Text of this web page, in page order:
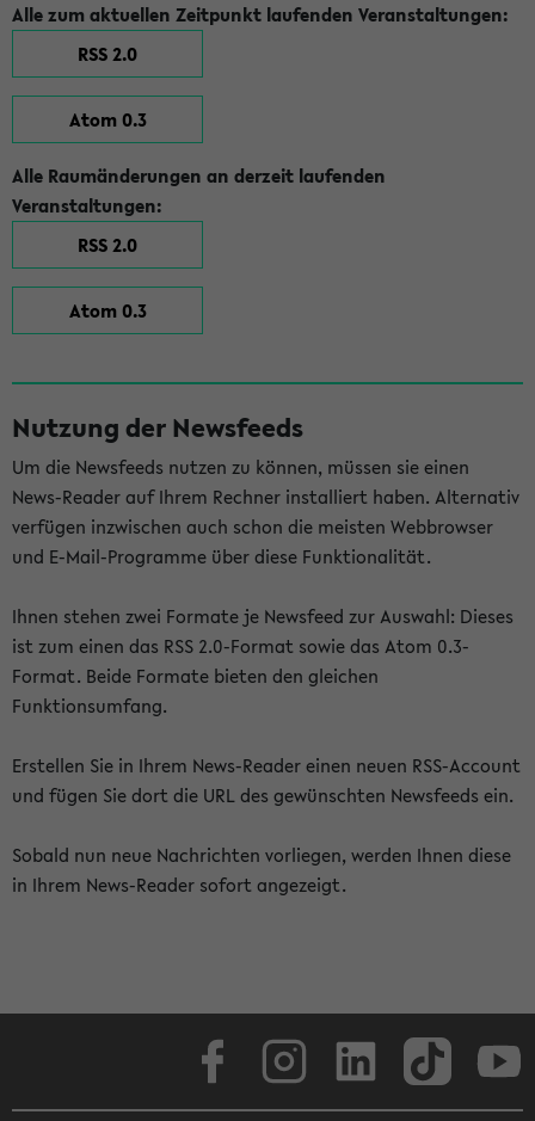
Alle zum aktuellen Zeitpunkt laufenden Veranstaltungen:
RSS 2.0
Atom 0.3
Alle Raumänderungen an derzeit laufenden
Veranstaltungen:
RSS 2.0
Atom 0.3
Nutzung der Newsfeeds
Um die Newsfeeds nutzen zu können, müssen sie einen
News-Reader auf Ihrem Rechner installiert haben. Alternativ
verfügen inzwischen auch schon die meisten Webbrowser
und E-Mail-Programme über diese Funktionalität.
Ihnen stehen zwei Formate je Newsfeed zur Auswahl: Dieses
ist zum einen das RSS 2.0-Format sowie das Atom 0.3-
Format. Beide Formate bieten den gleichen
Funktionsumfang.
Erstellen Sie in Ihrem News-Reader einen neuen RSS-Account
und fügen Sie dort die URL des gewünschten Newsfeeds ein.
Sobald nun neue Nachrichten vorliegen, werden Ihnen diese
in Ihrem News-Reader sofort angezeigt.